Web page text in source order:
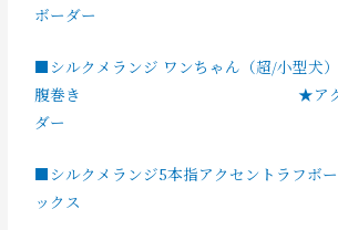
ボーダー
■シルクメランジ ワンちゃん（超/小型犬
腹巻き★ア
ダー
■シルクメランジ5本指アクセントラフボ
ックス